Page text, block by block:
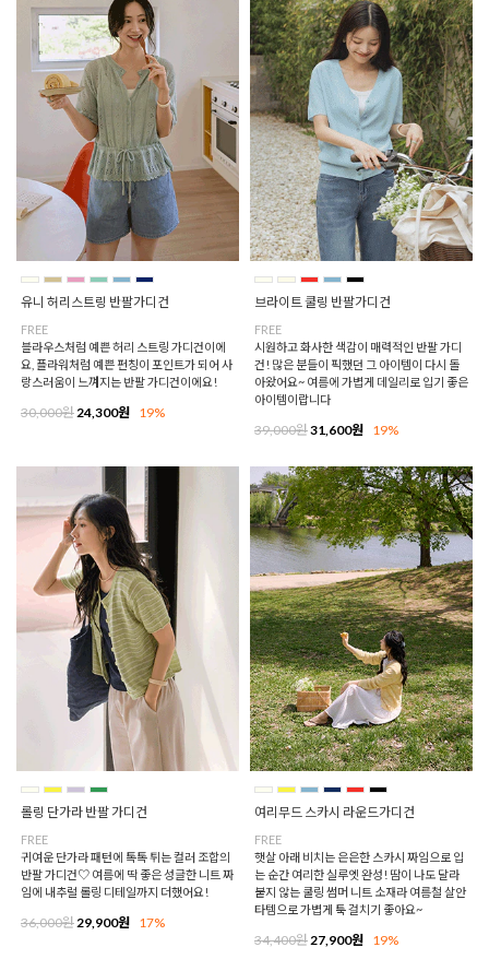
유니 허리스트링 반팔가디건
FREE
블라우스처럼 예쁜 허리 스트링 가디건이에
요, 플라워처럼 예쁜 펀칭이 포인트가 되어 사
랑스러움이 느껴지는 반팔 가디건이에요!
30,000원 24,300원 19%
브라이트 쿨링 반팔가디건
FREE
시원하고 화사한 색감이 매력적인 반팔 가디
건! 많은 분들이 픽했던 그 아이템이 다시 돌
아왔어요~ 여름에 가볍게 데일리로 입기 좋은
아이템이랍니다
39,000원31,600원 19%
롤링 단가라 반팔 가디건
FREE
귀여운 단가라 패턴에 톡톡 튀는 컬러 조합의
반팔 가디건♡ 여름에 딱 좋은 성글한 니트 짜
임에 내추럴 롤링 디테일까지 더했어요!
36,000원 29,900원 17%
여리무드 스카시 라운드가디건
FREE
햇살 아래 비치는 은은한 스카시 짜임으로 입
는 순간 여리한 실루엣 완성! 땀이 나도 달라
붙지 않는 쿨링 썸머 니트 소재라 여름철 살안
타템으로 가볍게 툭 걸치기 좋아요~
34,400원 27,900원 19%